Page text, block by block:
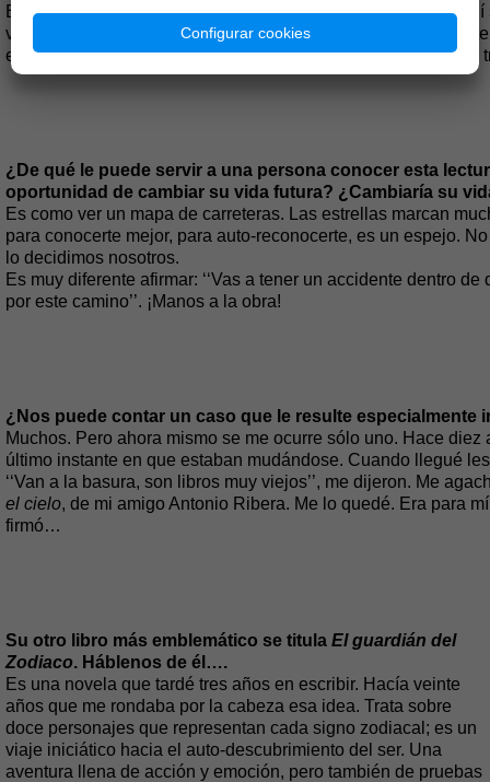
Es un mapa, una fotografía del momento de tu nacimiento.
vas. Pero cuidado… la astrología marca las pautas que tú,
emociones. Todo depende de uno mismo. Con un gran poder
¿De qué le puede servir a una persona conocer esta
oportunidad de cambiar su vida futura? ¿Cambiaría su
Es como ver un mapa de carreteras. Las estrellas marcan
para conocerte mejor, para auto-reconocerte, es un espejo.
lo decidimos nosotros.
Es muy diferente afirmar: ‘‘Vas a tener un accidente dentro
por este camino’’. ¡Manos a la obra!
¿Nos puede contar un caso que le resulte especialmente
Muchos. Pero ahora mismo se me ocurre sólo uno. Hace
último instante en que estaban mudándose. Cuando llegué
‘‘Van a la basura, son libros muy viejos’’, me dijeron. Me
el cielo, de mi amigo Antonio Ribera. Me lo quedé. Era para
firmó…
Su otro libro más emblemático se titula El guardián del
Zodiaco. Háblenos de él….
Es una novela que tardé tres años en escribir. Hacía veinte
años que me rondaba por la cabeza esa idea. Trata sobre
doce personajes que representan cada signo zodiacal; es un
viaje iniciático hacia el auto-descubrimiento del ser. Una
aventura llena de acción y emoción, pero también de pruebas
Configurar cookies